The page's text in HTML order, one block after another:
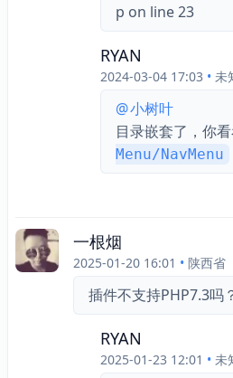
p on line 23
RYAN
2024-03-04 17:03 • 未
@小树叶
目录嵌套了，你
Menu/NavMenu
一根烟
2025-01-20 16:01 • 陕西省
插件不支持PHP7.3吗
RYAN
2025-01-23 12:01 • 未